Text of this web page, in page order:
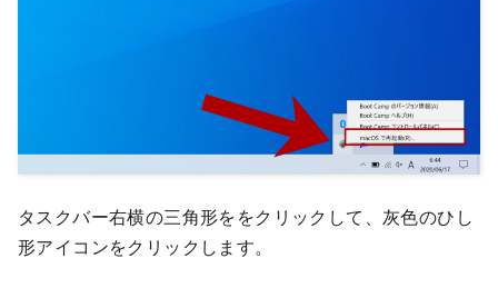
タスクバー右横の三角形ををクリックして、灰色のひし
形アイコンをクリックします。